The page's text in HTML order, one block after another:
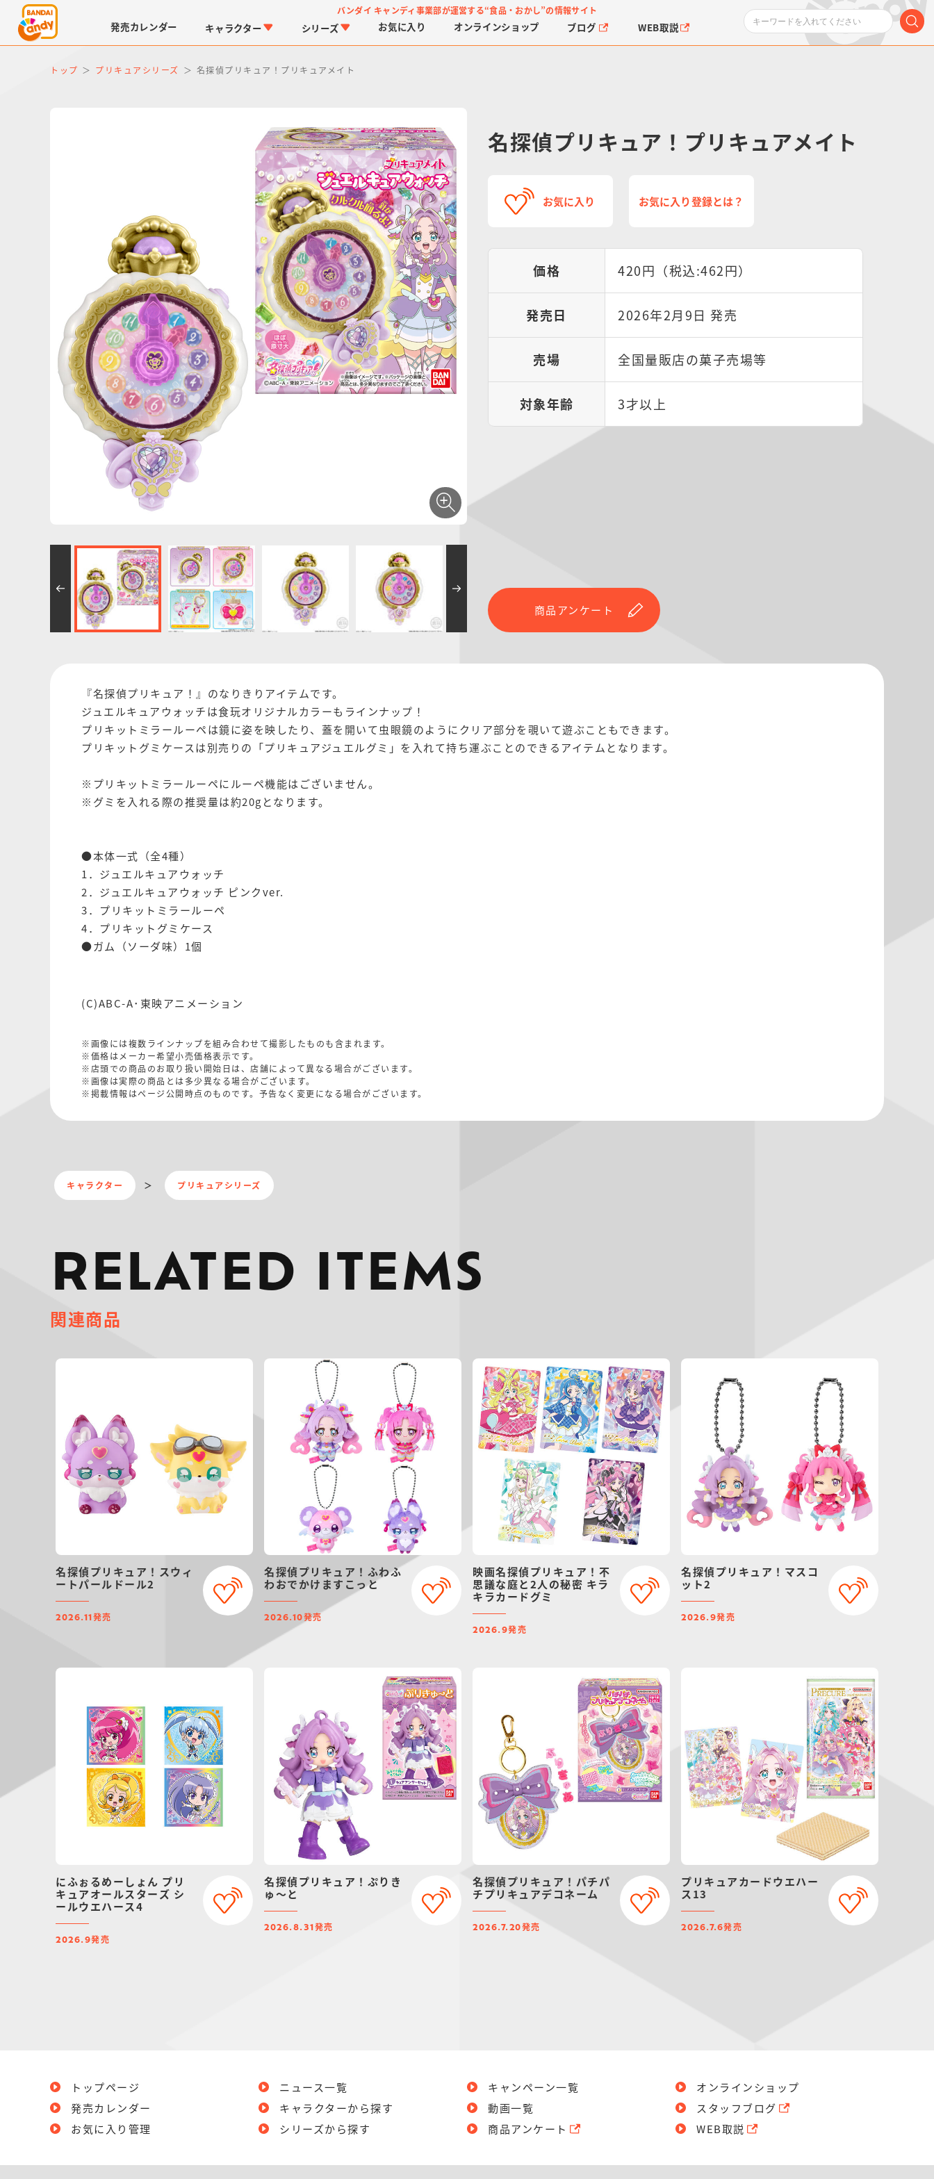
バンダイ キャンディ事業部が運営する“食品・おかし”の情報サイト
発売カレンダー キャラクター
仮面ライダーシリーズ
PROJECT R.E.D.・ス
ーパー戦隊シリーズ
プリキュアシリーズ
シリーズ
つりグミ チョコサプ
スクエアシール
お気に入り オンラインショップ ブログ WEB取説
トップ プリキュアシリーズ 名探偵プリキュア！プリキュアメイト
名探偵プリキュア！プリキュアメイト
お気に入り お気に入り登録とは？
価格 420円（税込:462円）
発売日 2026年2月9日 発売
売場 全国量販店の菓子売場等
対象年齢 3才以上
商品アンケート
『名探偵プリキュア！』のなりきりアイテムです。
ジュエルキュアウォッチは食玩オリジナルカラーもラインナップ！
プリキットミラールーペは鏡に姿を映したり、蓋を開いて虫眼鏡のようにクリア部分を覗いて遊ぶこともできます。
プリキットグミケースは別売りの「プリキュアジュエルグミ」を入れて持ち運ぶことのできるアイテムとなります。
※プリキットミラールーペにルーペ機能はございません。
※グミを入れる際の推奨量は約20gとなります。
●本体一式（全4種）
1．ジュエルキュアウォッチ
2．ジュエルキュアウォッチ ピンクver.
3．プリキットミラールーペ
4．プリキットグミケース
●ガム（ソーダ味）1個
(C)ABC-A･東映アニメーション
※画像には複数ラインナップを組み合わせて撮影したものも含まれます。
※価格はメーカー希望小売価格表示です。
※店頭での商品のお取り扱い開始日は、店舗によって異なる場合がございます。
※画像は実際の商品とは多少異なる場合がございます。
※掲載情報はページ公開時点のものです。予告なく変更になる場合がございます。
キャラクター プリキュアシリーズ
RELATED ITEMS
関連商品
名探偵プリキュア！スウィ
ートパールドール2
2026.11 発売
名探偵プリキュア！ふわふ
わおでかけますこっと
2026.10発売
映画名探偵プリキュア！不
思議な庭と2人の秘密 キラ
キラカードグミ
2026.9発売
名探偵プリキュア！マスコ
ット2
2026.9発売
にふぉるめーしょん プリ
キュアオールスターズ シ
ールウエハース4
2026.9発売
名探偵プリキュア！ぷりき
ゅ～と
2026.8.31 発売
名探偵プリキュア！パチパ
チプリキュアデコネーム
2026.7.20発売
プリキュアカードウエハー
ス13
2026.7.6発売
トップページ
発売カレンダー
お気に入り管理
ニュース一覧
キャラクターから探す
シリーズから探す
キャンペーン一覧
動画一覧
商品アンケート
オンラインショップ
スタッフブログ
WEB取説